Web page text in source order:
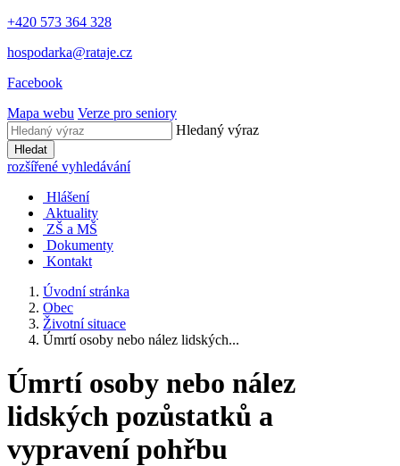
+420 573 364 328
hospodarka@rataje.cz
Facebook
Mapa webu Verze pro seniory
Hledaný výraz
Hledat
rozšířené vyhledávání
Hlášení
Aktuality
ZŠ a MŠ
Dokumenty
Kontakt
Úvodní stránka
Obec
Životní situace
Úmrtí osoby nebo nález lidských...
Úmrtí osoby nebo nález
lidských pozůstatků a
vypravení pohřbu